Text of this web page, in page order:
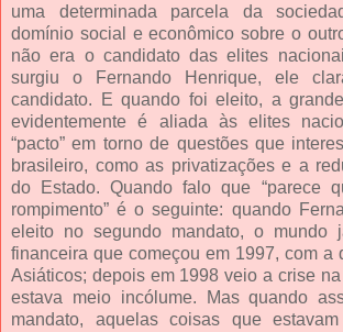
uma determinada parcela da
domínio social e econômico sobre o
não era o candidato das elites
surgiu o Fernando Henrique, ele
candidato. E quando foi eleito, a
evidentemente é aliada às elites
“pacto” em torno de questões que
brasileiro, como as privatizações e a
do Estado. Quando falo que “parece
rompimento” é o seguinte: quando
eleito no segundo mandato, o mundo
financeira que começou em 1997, com a
Asiáticos; depois em 1998 veio a crise
estava meio incólume. Mas quando
mandato, aquelas coisas que